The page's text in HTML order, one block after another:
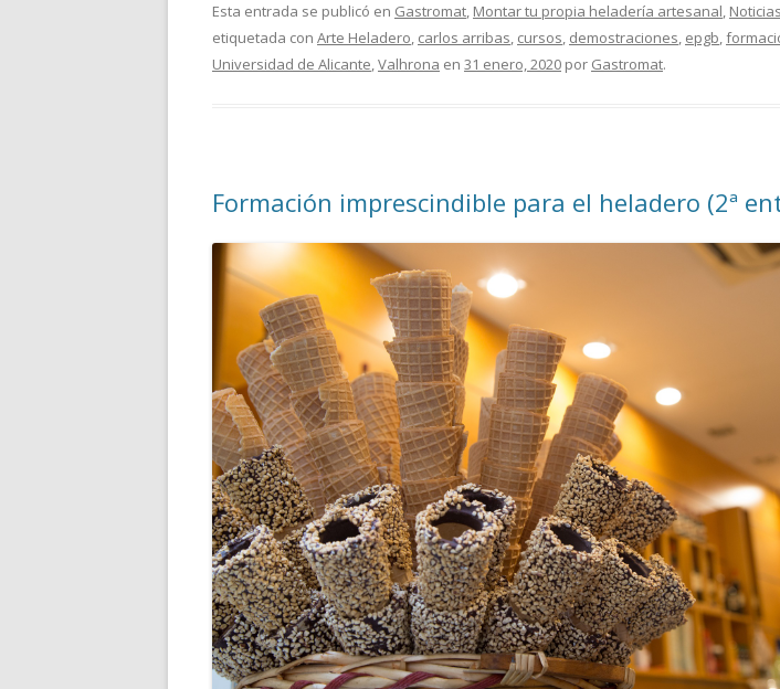
Esta entrada se publicó en Gastromat, Montar tu propia heladería artesanal, Noticias
etiquetada con Arte Heladero, carlos arribas, cursos, demostraciones, epgb,
Universidad de Alicante,Valhrona en 31 enero, 2020 por Gastromat.
Formación imprescindible para el heladero (2ª